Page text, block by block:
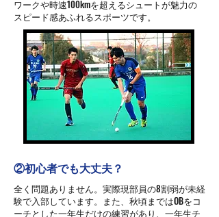
ワークや時速100kmを超えるシュートが魅力の
スピード感あふれるスポーツです。
​②初心者でも大丈夫？
全く問題ありません。実際現部員の8割弱が未経
験で入部しています。また、秋頃まではOBをコ
ーチとした一年生だけの練習があり、一年生チ